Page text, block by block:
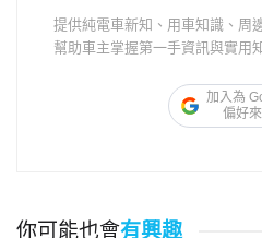
提供純電車新知、用車知識、周
幫助車主掌握第一手資訊與實用
加入為
偏好
你可能也會有興趣